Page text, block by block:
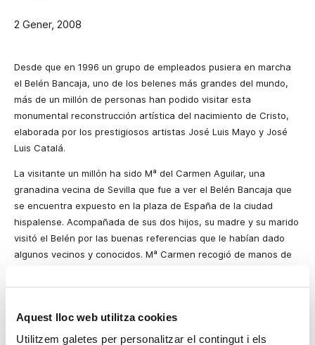
Aquest lloc web utilitza cookies
Utilitzem galetes per personalitzar el contingut i els
2 Gener, 2008
Desde que en 1996 un grupo de empleados pusiera en marcha
el Belén Bancaja, uno de los belenes más grandes del mundo,
más de un millón de personas han podido visitar esta
monumental reconstrucción artística del nacimiento de Cristo,
elaborada por los prestigiosos artistas José Luis Mayo y José
Luis Catalá.
La visitante un millón ha sido Mª del Carmen Aguilar, una
granadina vecina de Sevilla que fue a ver el Belén Bancaja que
se encuentra expuesto en la plaza de España de la ciudad
hispalense. Acompañada de sus dos hijos, su madre y su marido
visitó el Belén por las buenas referencias que le habían dado
algunos vecinos y conocidos. Mª Carmen recogió de manos de